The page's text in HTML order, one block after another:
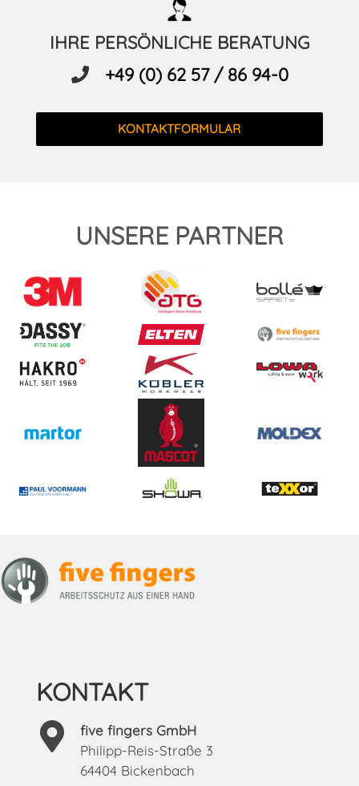
IHRE PERSÖNLICHE BERATUNG
+49 (0) 62 57 / 86 94-0
KONTAKTFORMULAR
UNSERE PARTNER
KONTAKT
five fingers GmbH
Philipp-Reis-Straße 3
64404 Bickenbach